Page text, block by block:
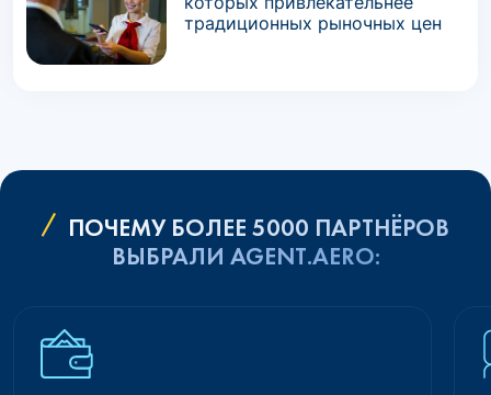
традиционных рыночных цен
ПОЧЕМУ БОЛЕЕ 5000 ПАРТНЁРОВ
ВЫБРАЛИ AGENT.AERO: